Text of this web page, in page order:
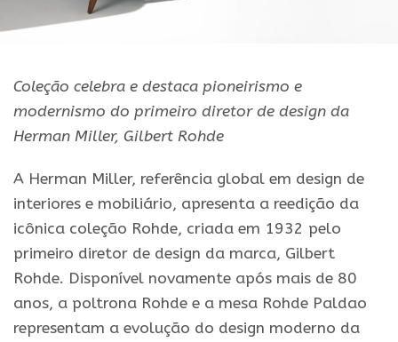
Coleção celebra e destaca pioneirismo e
modernismo do primeiro diretor de design da
Herman Miller, Gilbert Rohde
A Herman Miller, referência global em design de
interiores e mobiliário, apresenta a reedição da
icônica coleção Rohde, criada em 1932 pelo
primeiro diretor de design da marca, Gilbert
Rohde. Disponível novamente após mais de 80
anos, a poltrona Rohde e a mesa Rohde Paldao
representam a evolução do design moderno da